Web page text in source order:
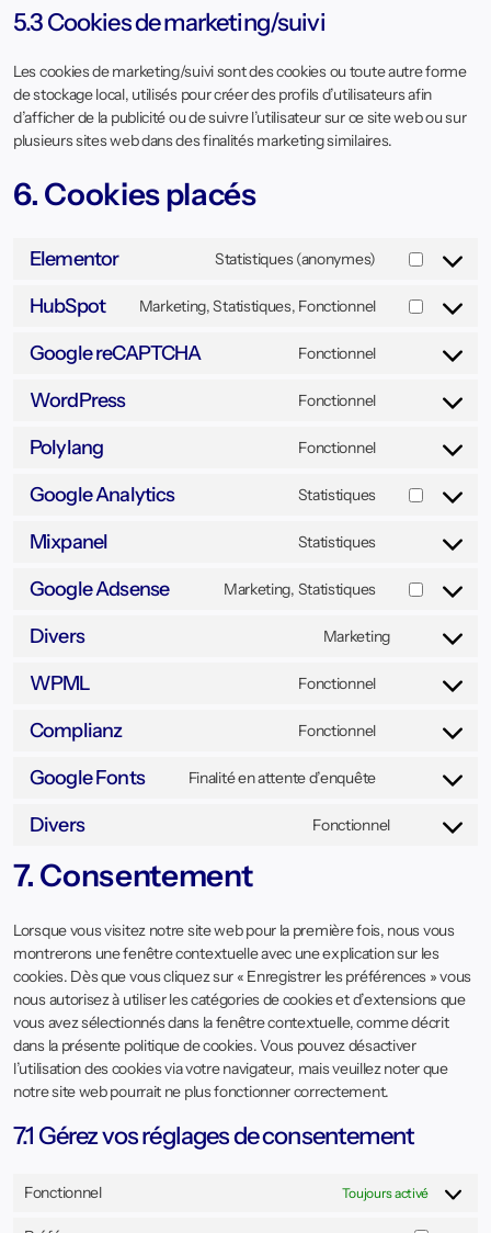
5.3 Cookies de marketing/suivi
Les cookies de marketing/suivi sont des cookies ou toute autre forme
de stockage local, utilisés pour créer des profils d’utilisateurs afin
d’afficher de la publicité ou de suivre l’utilisateur sur ce site web ou sur
plusieurs sites web dans des finalités marketing similaires.
6. Cookies placés
Elementor Statistiques (anonymes)
HubSpot Marketing, Statistiques, Fonctionnel
Google reCAPTCHA Fonctionnel
WordPress Fonctionnel
Polylang Fonctionnel
Google Analytics Statistiques
Mixpanel Statistiques
Google Adsense Marketing, Statistiques
Divers Marketing
WPML Fonctionnel
Complianz Fonctionnel
Google Fonts Finalité en attente d’enquête
Divers Fonctionnel
7. Consentement
Lorsque vous visitez notre site web pour la première fois, nous vous
montrerons une fenêtre contextuelle avec une explication sur les
cookies. Dès que vous cliquez sur « Enregistrer les préférences » vous
nous autorisez à utiliser les catégories de cookies et d’extensions que
vous avez sélectionnés dans la fenêtre contextuelle, comme décrit
dans la présente politique de cookies. Vous pouvez désactiver
l’utilisation des cookies via votre navigateur, mais veuillez noter que
notre site web pourrait ne plus fonctionner correctement.
7.1 Gérez vos réglages de consentement
Fonctionnel Toujours activé